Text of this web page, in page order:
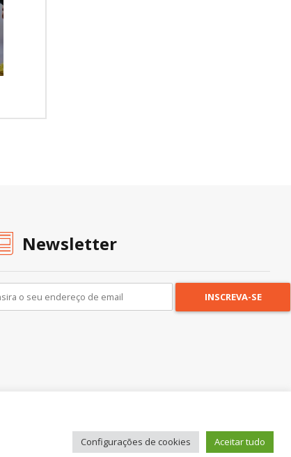
Newsletter
Nossa História Onde Procurar Ajuda? Contato
Configurações de cookies Aceitar tudo